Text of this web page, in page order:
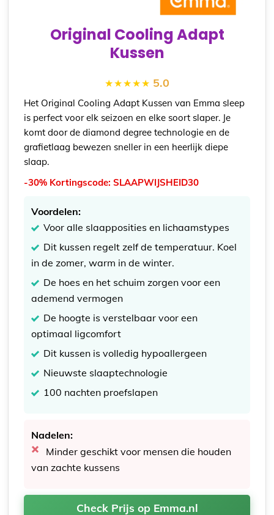
Original Cooling Adapt
Kussen
5.0
Het Original Cooling Adapt Kussen van Emma sleep
is perfect voor elk seizoen en elke soort slaper. Je
komt door de diamond degree technologie en de
grafietlaag bewezen sneller in een heerlijk diepe
slaap.
-30% Kortingscode: SLAAPWIJSHEID30
Voordelen:
Voor alle slaapposities en lichaamstypes
Dit kussen regelt zelf de temperatuur. Koel
in de zomer, warm in de winter.
De hoes en het schuim zorgen voor een
ademend vermogen
De hoogte is verstelbaar voor een
optimaal ligcomfort
Dit kussen is volledig hypoallergeen
Nieuwste slaaptechnologie
100 nachten proefslapen
Nadelen:
Minder geschikt voor mensen die houden
van zachte kussens
Check Prijs op Emma.nl